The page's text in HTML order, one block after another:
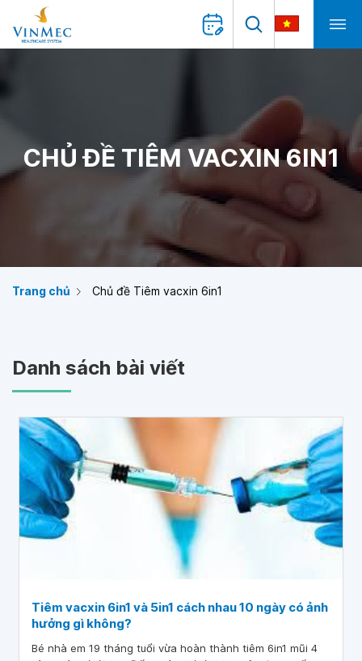
CHỦ ĐỀ TIÊM VACXIN 6IN1
Trang chủ Chủ đề Tiêm vacxin 6in1
Danh sách bài viết
Tiêm vacxin 6in1 và 5in1 cách nhau 10 ngày có ảnh
hưởng gì không?
Bé nhà em 19 tháng tuổi vừa hoàn thành tiêm 6in1 mũi 4